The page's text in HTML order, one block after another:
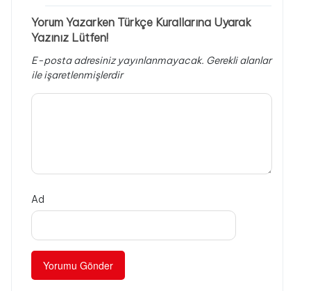
Yorum Yazarken Türkçe Kurallarına Uyarak
Yazınız Lütfen!
E-posta adresiniz yayınlanmayacak. Gerekli alanlar
ile işaretlenmişlerdir
Ad